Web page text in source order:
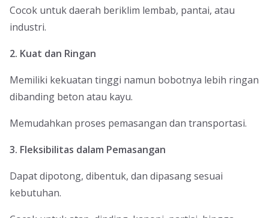
Cocok untuk daerah beriklim lembab, pantai, atau
industri.
2. Kuat dan Ringan
Memiliki kekuatan tinggi namun bobotnya lebih ringan
dibanding beton atau kayu.
Memudahkan proses pemasangan dan transportasi.
3. Fleksibilitas dalam Pemasangan
Dapat dipotong, dibentuk, dan dipasang sesuai
kebutuhan.